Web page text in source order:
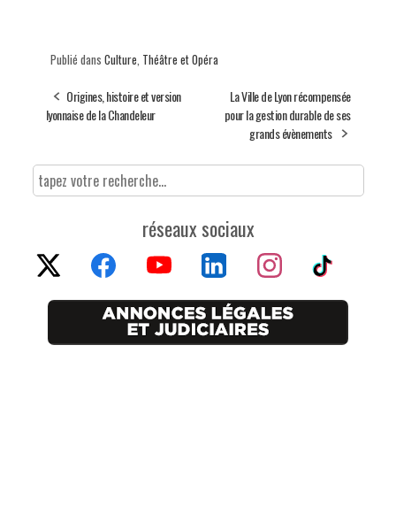
Publié dans Culture, Théâtre et Opéra
Origines, histoire et version
lyonnaise de la Chandeleur
La Ville de Lyon récompensée
pour la gestion durable de ses
grands évènements
réseaux sociaux